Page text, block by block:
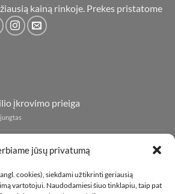
jūsų privatumą
cookies), siekdami užtikrinti geriausią
vartotojui. Naudodamiesi šiuo tinklapiu, taip pat
kainą rinkoje. Prekes pristatome
įkrovimo prieiga
prieiga
įraše
fejerverkų
parduotuvė
fejerverkus